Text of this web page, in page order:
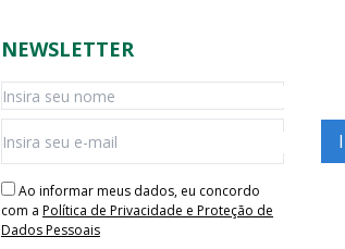
NEWSLETTER
Ao informar meus dados, eu concordo
com a Política de Privacidade e Proteção de
Dados Pessoais